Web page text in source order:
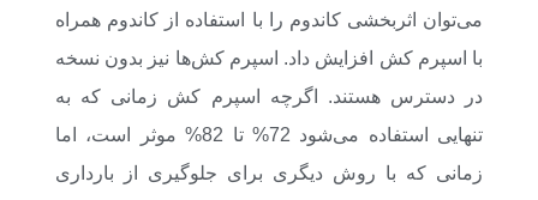
می‌توان اثربخشی کاندوم را با استفاده از کاندوم همراه
با اسپرم کش افزایش داد. اسپرم کش‌ها نیز بدون نسخه
در دسترس هستند. اگرچه اسپرم کش زمانی که به
تنهایی استفاده می‌شود 72% تا 82% موثر است، اما
زمانی که با روش دیگری برای جلوگیری از بارداری